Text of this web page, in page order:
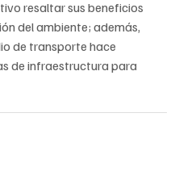
resaltar sus beneficios
del ambiente; además,
de transporte hace
de infraestructura para